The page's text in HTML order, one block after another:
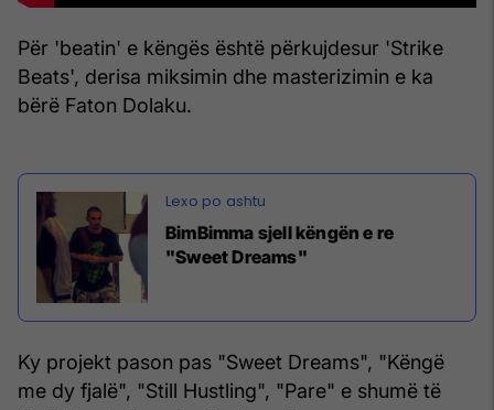
Për 'beatin' e këngës është përkujdesur 'Strike
Beats', derisa miksimin dhe masterizimin e ka
bërë Faton Dolaku.
BimBimma sjell këngën e re
"Sweet Dreams"
Ky projekt pason pas "Sweet Dreams", "Këngë
me dy fjalë", "Still Hustling", "Pare" e shumë të